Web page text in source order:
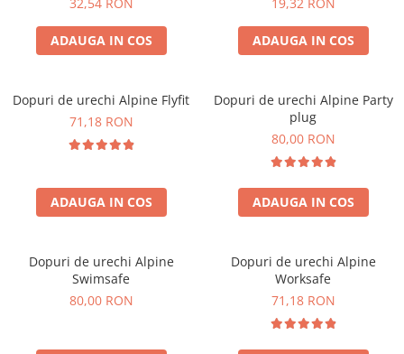
Huse troler
Business Travel
Resigilate
Reduceri bagaje
ADAUGA IN COS ADAUGA IN COS
Dopuri de urechi Alpine Flyfit
71,18 RON
ADAUGA IN COS
Dopuri de urechi Alpine Party
plug
80,00 RON
ADAUGA IN COS
Dopuri de urechi Alpine
Swimsafe
80,00 RON
Dopuri de urechi Alpine
Worksafe
71,18 RON